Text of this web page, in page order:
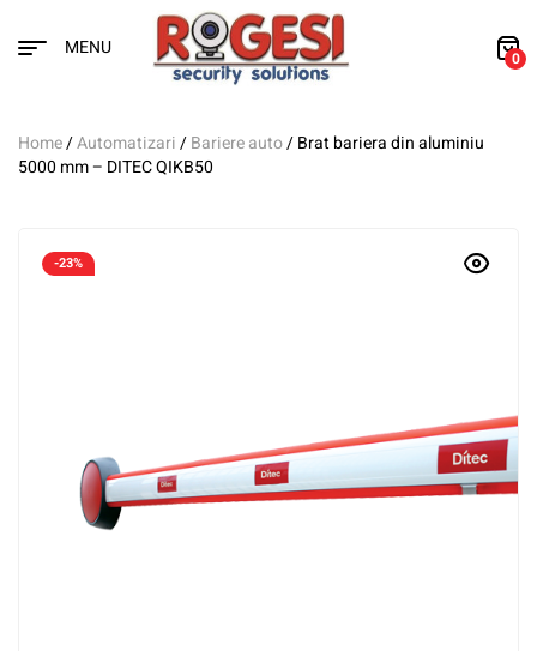
MENU 0
Home/Automatizari/Bariere auto/ Brat bariera din aluminiu
5000 mm – DITEC QIKB50
-23%